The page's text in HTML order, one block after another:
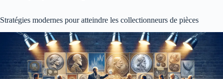
Stratégies modernes pour atteindre les collectionneurs de pièces